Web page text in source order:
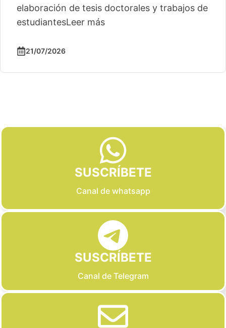
elaboración de tesis doctorales y trabajos de
estudiantesLeer más
21/07/2026
SUSCRÍBETE
Canal de whatsapp
SUSCRÍBETE
Canal de Telegram